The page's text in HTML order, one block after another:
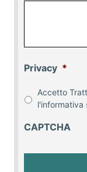
Privacy *
Accetto
l'informativa
CAPTCHA